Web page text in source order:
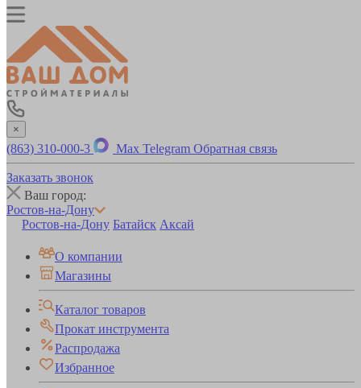
×
(863) 310-000-3 Max Telegram Обратная связь
Заказать звонок
Ваш город:
Ростов-на-Дону
Ростов-на-Дону Батайск Аксай
О компании
Магазины
Каталог товаров
Прокат инструмента
Распродажа
Избранное